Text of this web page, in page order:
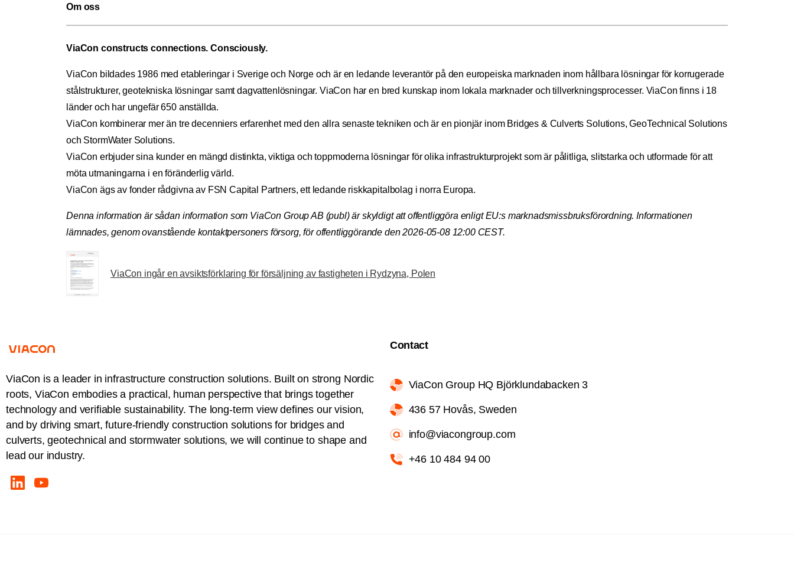
Om oss
ViaCon constructs connections. Consciously.
ViaCon bildades 1986 med etableringar i Sverige och Norge och är en ledande leverantör på den europeiska marknaden inom hållbara lösningar för korrugerade
stålstrukturer, geotekniska lösningar samt dagvattenlösningar. ViaCon har en bred kunskap inom lokala marknader och tillverkningsprocesser. ViaCon finns i 18
länder och har ungefär 650 anställda.
ViaCon kombinerar mer än tre decenniers erfarenhet med den allra senaste tekniken och är en pionjär inom Bridges & Culverts Solutions, GeoTechnical Solutions
och StormWater Solutions.
ViaCon erbjuder sina kunder en mängd distinkta, viktiga och toppmoderna lösningar för olika infrastrukturprojekt som är pålitliga, slitstarka och utformade för att
möta utmaningarna i en föränderlig värld.
ViaCon ägs av fonder rådgivna av FSN Capital Partners, ett ledande riskkapitalbolag i norra Europa.
Denna information är sådan information som ViaCon Group AB (publ) är skyldigt att offentliggöra enligt EU:s marknadsmissbruksförordning. Informationen
lämnades, genom ovanstående kontaktpersoners försorg, för offentliggörande den 2026-05-08 12:00 CEST.
ViaCon ingår en avsiktsförklaring för försäljning av fastigheten i Rydzyna, Polen
ViaCon is a leader in infrastructure construction solutions. Built on strong Nordic
roots, ViaCon embodies a practical, human perspective that brings together
technology and verifiable sustainability. The long-term view defines our vision,
and by driving smart, future-friendly construction solutions for bridges and
culverts, geotechnical and stormwater solutions, we will continue to shape and
lead our industry.
Contact
ViaCon Group HQ Björklundabacken 3
436 57 Hovås, Sweden
info@viacongroup.com
+46 10 484 94 00